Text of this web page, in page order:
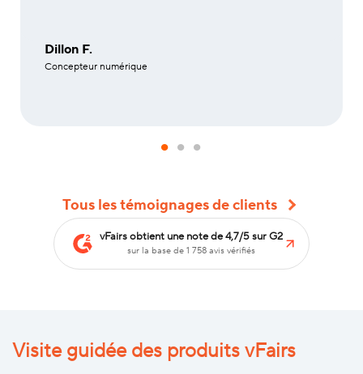
Dillon F.
Concepteur numérique
Tous les témoignages de clients
vFairs obtient une note de 4,7/5 sur G2
sur la base de 1 758 avis vérifiés
Visite guidée des produits vFairs